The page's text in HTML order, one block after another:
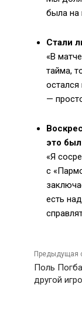
была на
Стали
«В
тайма,
—
это
«Я
с
есть
Предыдущая
Поль
другой